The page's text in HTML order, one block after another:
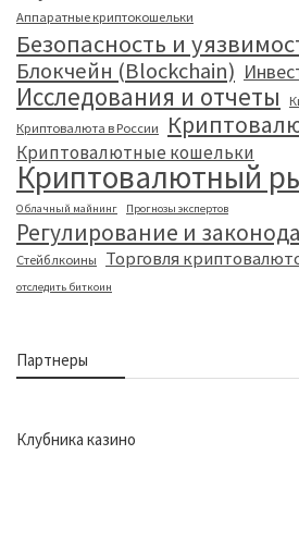
Аппаратные криптокошельки
Безопасность и
Блокчейн (Blockchain)
Исследования и отчеты
Криптовалюта в России
Криптовалютные кошельки
Криптовалютный
Облачный майнинг Прогнозы экспертов
Регулирование и
Стейблкоины Торговля
отследить биткоин
Партнеры
Клубника казино